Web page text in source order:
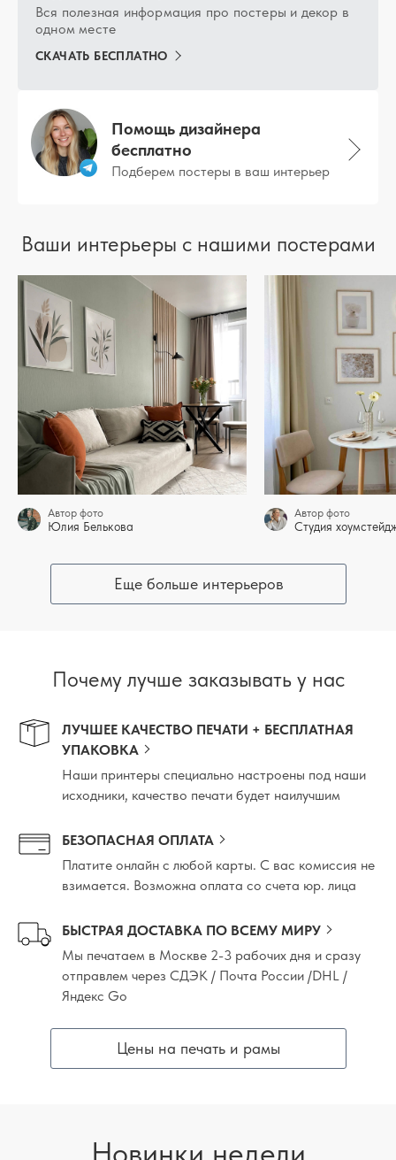
Вся полезная информация про постеры и декор в
одном месте
СКАЧАТЬ БЕСПЛАТНО
Помощь дизайнера
бесплатно
Подберем постеры в ваш интерьер
Ваши интерьеры с нашими постерами
Автор фото
Юлия Белькова
Автор фото
Студия
Еще больше интерьеров
Почему лучше заказывать у нас
ЛУЧШЕЕ КАЧЕСТВО ПЕЧАТИ + БЕСПЛАТНАЯ
УПАКОВКА
Наши принтеры специально настроены под наши
исходники, качество печати будет наилучшим
БЕЗОПАСНАЯ ОПЛАТА
Платите онлайн с любой карты. С вас комиссия не
взимается. Возможна оплата со счета юр. лица
БЫСТРАЯ ДОСТАВКА ПО ВСЕМУ МИРУ
Мы печатаем в Москве 2-3 рабочих дня и сразу
отправлем через СДЭК / Почта России /DHL /
Яндекс Go
Цены на печать и рамы
Новинки недели